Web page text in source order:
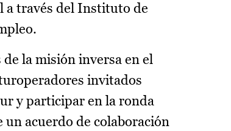
a través del Instituto de
la misión inversa en el
invitados
y participar en la ronda
acuerdo de colaboración